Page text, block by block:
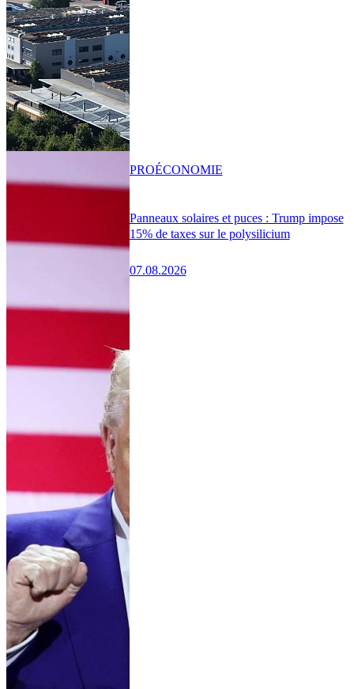
Panneaux solaires et puces : Trump impose
15% de taxes sur le polysilicium
07.08.2026
PROÉCONOMIE